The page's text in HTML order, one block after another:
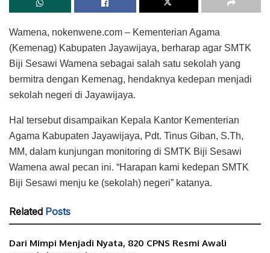
Wamena, nokenwene.com – Kementerian Agama
(Kemenag) Kabupaten Jayawijaya, berharap agar SMTK
Biji Sesawi Wamena sebagai salah satu sekolah yang
bermitra dengan Kemenag, hendaknya kedepan menjadi
sekolah negeri di Jayawijaya.
Hal tersebut disampaikan Kepala Kantor Kementerian
Agama Kabupaten Jayawijaya, Pdt. Tinus Giban, S.Th,
MM, dalam kunjungan monitoring di SMTK Biji Sesawi
Wamena awal pecan ini. “Harapan kami kedepan SMTK
Biji Sesawi menju ke (sekolah) negeri” katanya.
Related Posts
Dari Mimpi Menjadi Nyata, 820 CPNS Resmi Awali